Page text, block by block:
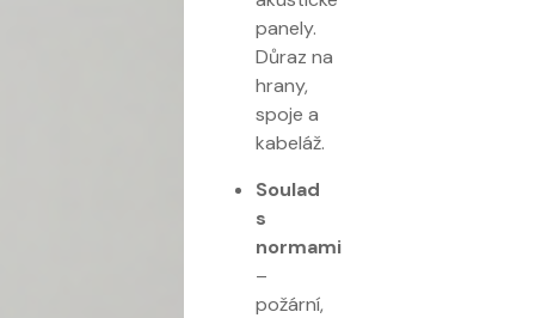
panely.
Důraz na
hrany,
spoje a
kabeláž.
Soulad
s
normami
–
požární,